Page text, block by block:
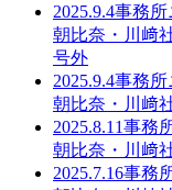
2025.9.4事務所
朝比奈・川﨑
号外
2025.9.4事務所
朝比奈・川﨑
2025.8.11事務
朝比奈・川﨑
2025.7.16事務